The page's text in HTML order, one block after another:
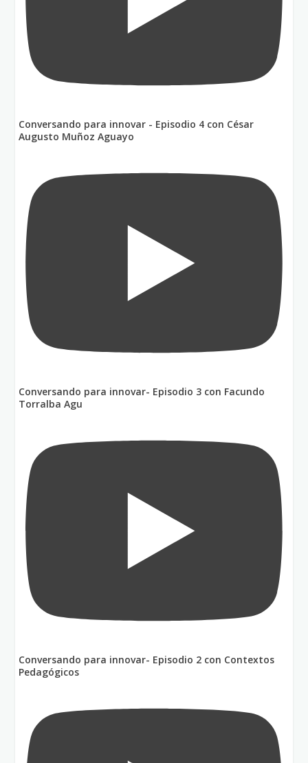
Conversando para innovar - Episodio 4 con César
Augusto Muñoz Aguayo
Conversando para innovar- Episodio 3 con Facundo
Torralba Agu
Conversando para innovar- Episodio 2 con Contextos
Pedagógicos